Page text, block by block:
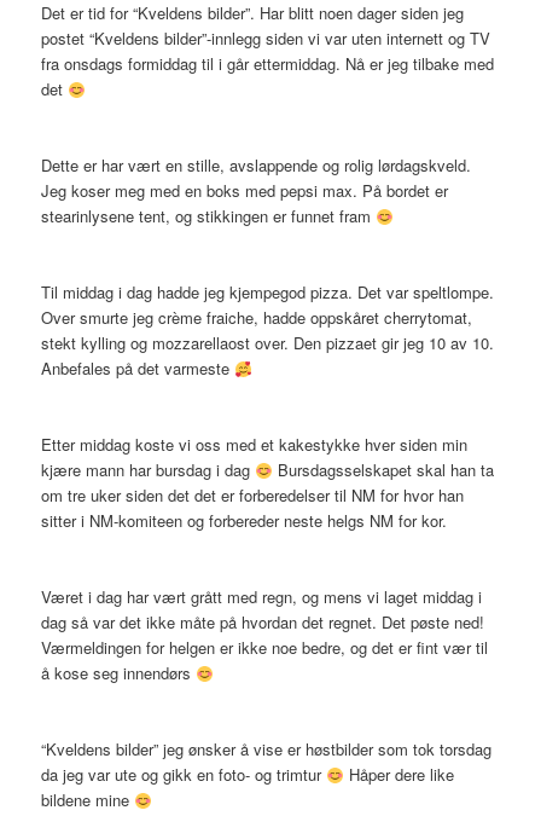
Det er tid for “Kveldens bilder”. Har blitt noen dager siden jeg
postet “Kveldens bilder”-innlegg siden vi var uten internett og TV
fra onsdags formiddag til i går ettermiddag. Nå er jeg tilbake med
det
Dette er har vært en stille, avslappende og rolig lørdagskveld.
Jeg koser meg med en boks med pepsi max. På bordet er
stearinlysene tent, og stikkingen er funnet fram
Til middag i dag hadde jeg kjempegod pizza. Det var speltlompe.
Over smurte jeg crème fraiche, hadde oppskåret cherrytomat,
stekt kylling og mozzarellaost over. Den pizzaet gir jeg 10 av 10.
Anbefales på det varmeste
Etter middag koste vi oss med et kakestykke hver siden min
kjære mann har bursdag i dag
Bursdagsselskapet skal han ta
om tre uker siden det det er forberedelser til NM for hvor han
sitter i NM-komiteen og forbereder neste helgs NM for kor.
Været i dag har vært grått med regn, og mens vi laget middag i
dag så var det ikke måte på hvordan det regnet. Det pøste ned!
Værmeldingen for helgen er ikke noe bedre, og det er fint vær til
å kose seg innendørs
“Kveldens bilder” jeg ønsker å vise er høstbilder som tok torsdag
da jeg var ute og gikk en foto- og trimtur
Håper dere like
bildene mine